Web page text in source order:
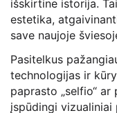
išskirtine istorija.
estetika,
save naujoje
Pasitelkus
technologijas ir
paprasto „selfio“
įspūdingi